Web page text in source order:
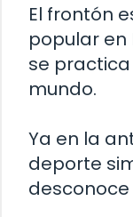
El frontón
popular en
se
mundo.
Ya en la
deporte